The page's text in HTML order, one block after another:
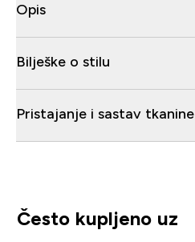
Opis
Bilješke o stilu
Pristajanje i sastav tkanine
Često kupljeno uz